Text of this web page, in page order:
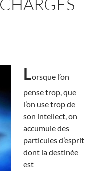
Lorsque l’on
pense trop, que
l’on use trop de
son intellect, on
accumule des
particules d’esprit
dont la destinée
est